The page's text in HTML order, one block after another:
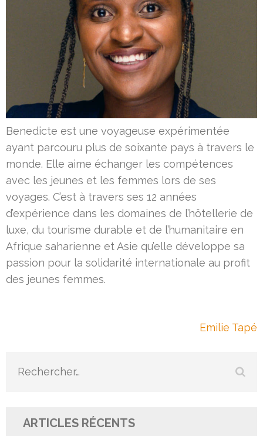
Benedicte est une voyageuse expérimentée
ayant parcouru plus de soixante pays à travers le
monde. Elle aime échanger les compétences
avec les jeunes et les femmes lors de ses
voyages. C’est à travers ses 12 années
d’expérience dans les domaines de l’hôtellerie de
luxe, du tourisme durable et de l’humanitaire en
Afrique saharienne et Asie qu’elle développe sa
passion pour la solidarité internationale au profit
des jeunes femmes.
Emilie Tapé
Rechercher :
ARTICLES RÉCENTS